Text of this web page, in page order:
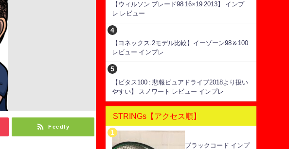
Feedly
【ウィルソン ブレード98 16×19 2013】 インプ
レ レビュー
【ヨネックス:2モデル比較】イーゾーン98＆100
レビュー インプレ
【ビタス100 : 悲報ピュアドライブ2018より扱い
やすい】 スノワート レビュー インプレ
STRINGs【アクセス順】
ブラックコード インプ